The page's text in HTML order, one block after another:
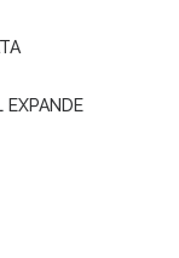
EXPANDE